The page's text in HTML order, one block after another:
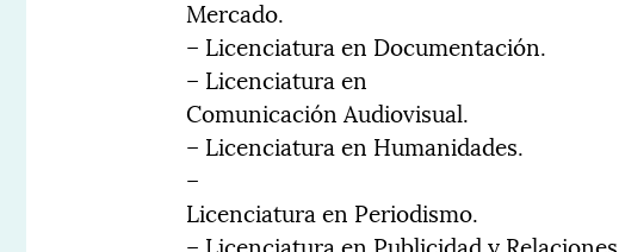
Mercado.
– Licenciatura en Documentación.
– Licenciatura en
Comunicación Audiovisual.
– Licenciatura en Humanidades.
–
Licenciatura en Periodismo.